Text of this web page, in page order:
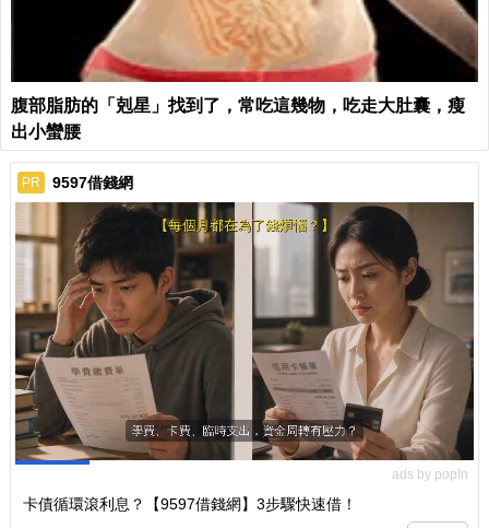
腹部脂肪的「剋星」找到了，常吃這幾物，吃走大肚囊，瘦
出小蠻腰
PR 9597借錢網
ads by popIn
卡債循環滾利息？【9597借錢網】3步驟快速借！